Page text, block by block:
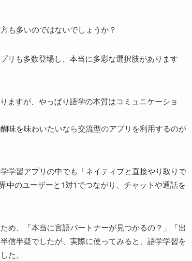
も多いのではないでしょうか？
リも多数登場し、本当に多彩な選択肢があります
ますが、やっぱり語学の本質はコミュニケーショ
味を味わいたいなら交流型のアプリを利用するのが
学習アプリの中でも「ネイティブと直接やり取りで
中のユーザーと1対1でつながり、チャットや通話を
め、「本当に言語パートナーが見つかるの？」「出
信半疑でしたが、実際に使ってみると、語学学習を
た。